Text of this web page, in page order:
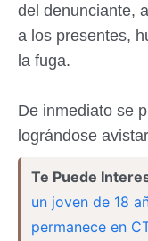
del denunciante,
a los presentes,
la fuga.
De inmediato se
lográndose
Te Puede
un joven de 18
permanece en